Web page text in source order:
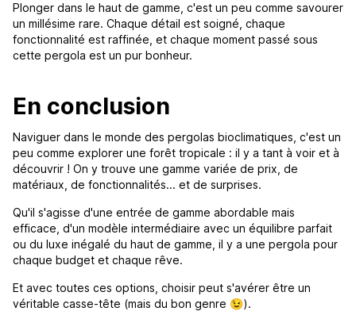
Plonger dans le haut de gamme, c'est un peu comme savourer
un millésime rare. Chaque détail est soigné, chaque
fonctionnalité est raffinée, et chaque moment passé sous
cette pergola est un pur bonheur.
En conclusion
Naviguer dans le monde des pergolas bioclimatiques, c'est un
peu comme explorer une forêt tropicale : il y a tant à voir et à
découvrir ! On y trouve une gamme variée de prix, de
matériaux, de fonctionnalités... et de surprises.
Qu'il s'agisse d'une entrée de gamme abordable mais
efficace, d'un modèle intermédiaire avec un équilibre parfait
ou du luxe inégalé du haut de gamme, il y a une pergola pour
chaque budget et chaque rêve.
Et avec toutes ces options, choisir peut s'avérer être un
véritable casse-tête (mais du bon genre 😉).